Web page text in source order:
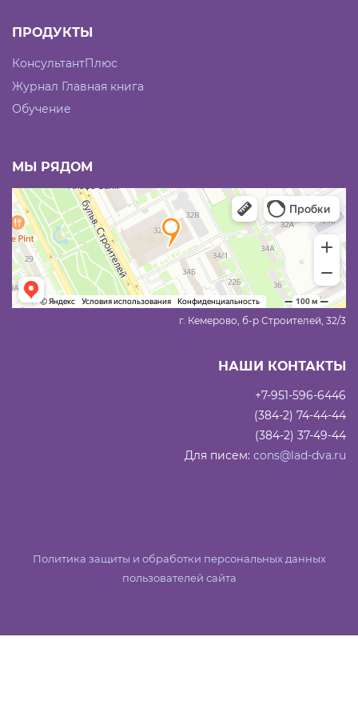
ПРОДУКТЫ
КонсультантПлюс
Журнал Главная книга
Обучение
МЫ РЯДОМ
г. Кемерово, б-р Строителей, 32/3
НАШИ КОНТАКТЫ
+7-951-596-6446
(384-2) 74-44-44
(384-2) 37-49-44
Для писем: cons@lad-dva.ru
Политика защиты и обработки персональных данных
пользователей сайта